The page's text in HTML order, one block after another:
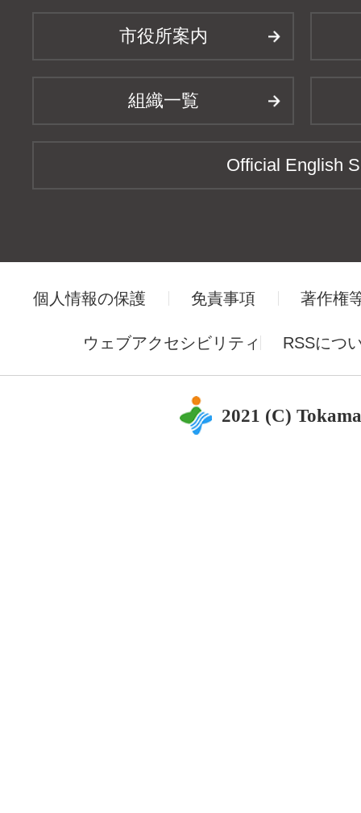
市役所案内
組織一覧
Official English
個人情報の保護 免責事項 著作権
ウェブアクセシビリティ RSSにつ
2021 (C)